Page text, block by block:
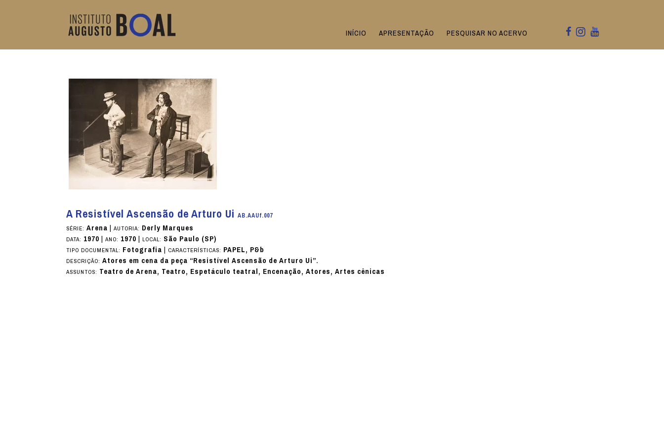
PESQUISAR NO ACERVO
APRESENTAÇÃO
INÍCIO
A Resistível Ascensão de Arturo UiAB.AAUf.007
SÉRIE:Arena|AUTORIA: Derly Marques
DATA: 1970|ANO: 1970|LOCAL: São Paulo (SP)
TIPO DOCUMENTAL: Fotografia| CARACTERÍSTICAS: PAPEL, P&b
DESCRIÇÃO:Atores em cena da peça “Resistível Ascensão de Arturo Ui”.
ASSUNTOS: Teatro de Arena, Teatro, Espetáculo teatral, Encenação, Atores, Artes cênicas